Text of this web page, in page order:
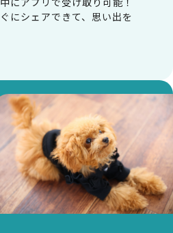
にシェアできて、思い出を
との間で共同して利用する
並びに共同して利用される個
て利用する者の範囲、利用
、または本人が容易に知り
情報の開示を求められたと
滞なくこれを開示します。た
より次のいずれかに該当す
または一部を開示しないこと
決定をした場合には、その旨を